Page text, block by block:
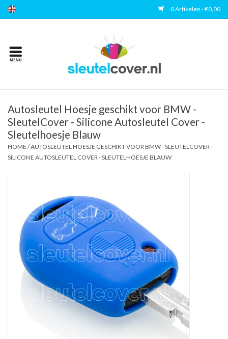
0 Artikelen - €0,00
Home
Accessoires
Veelgestelde vragen
Autosleutel Hoesje geschikt voor BMW -
SleutelCover - Silicone Autosleutel Cover -
Sleutelhoesje Blauw
HOME /AUTOSLEUTEL HOESJE GESCHIKT VOOR BMW - SLEUTELCOVER -
SILICONE AUTOSLEUTEL COVER - SLEUTELHOESJE BLAUW